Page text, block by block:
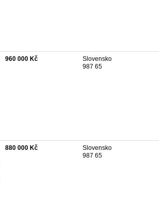
960 000 Kč
Slovensko
987 65
880 000 Kč
Slovensko
987 65